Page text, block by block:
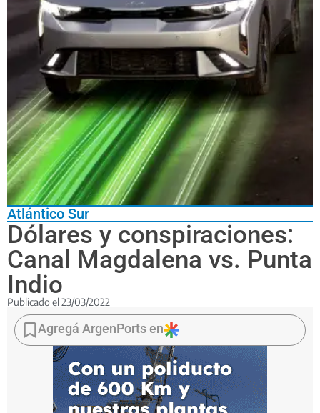
Atlántico Sur
Dólares y conspiraciones:
Canal Magdalena vs. Punta
Indio
Publicado el 23/03/2022
Canal
Magdalena
es
Agustina
Agregá ArgenPorts en